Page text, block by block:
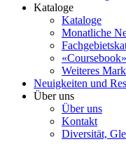
Kataloge
Kataloge
Monatliche
Weiteres
Neuigkeiten und
Über uns
Über uns
Kontakt
Diversität,